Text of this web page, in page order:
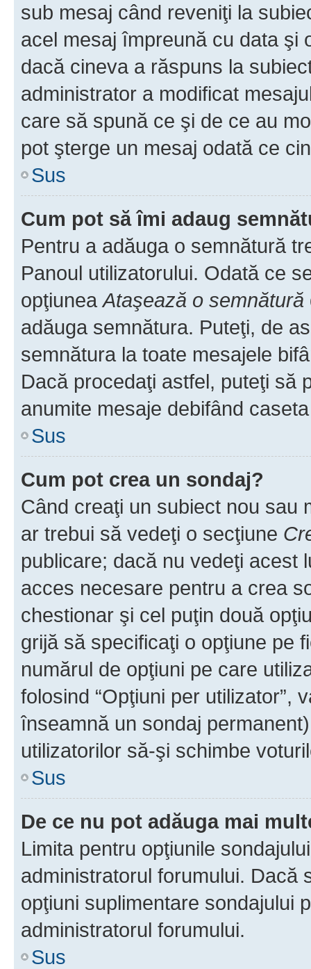
sub mesaj când reveniţi la
acel mesaj împreună cu data şi
dacă cineva a răspuns la
administrator a modificat
care să spună ce şi de ce au
pot şterge un mesaj odată ce
Sus
Cum pot să îmi adaug
Pentru a adăuga o semnătură
Panoul utilizatorului. Odată ce
opţiuneaAtaşează o semnătură
adăuga semnătura. Puteţi, de
semnătura la toate mesajele
Dacă procedaţi astfel, puteţi să
anumite mesaje debifând
Sus
Cum pot crea un sondaj?
Când creaţi un subiect nou sau
ar trebui să vedeţi o secţiune
publicare; dacă nu vedeţi acest
acces necesare pentru a crea
chestionar şi cel puţin două
grijă să specificaţi o opţiune pe
numărul de opţiuni pe care
folosind “Opţiuni per utilizator”,
înseamnă un sondaj
utilizatorilor să-şi schimbe
Sus
De ce nu pot adăuga mai
Limita pentru opţiunile
administratorul forumului. Dacă
opţiuni suplimentare sondajului
administratorul forumului.
Sus